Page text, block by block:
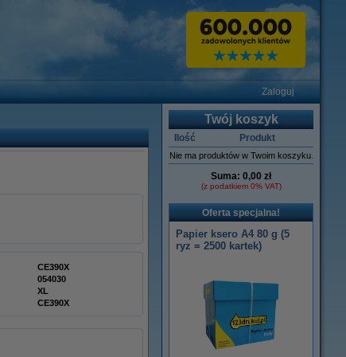
Zaloguj
CE390X
054030
XL
CE390X
Twój koszyk
Ilość Produkt
Nie ma produktów w Twoim koszyku.
Suma: 0,00 zł
(z podatkiem 0% VAT)
Oferta specjalna!
Papier ksero A4 80 g (5
ryz = 2500 kartek)